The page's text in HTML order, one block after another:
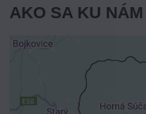
AKO SA KU
Externý